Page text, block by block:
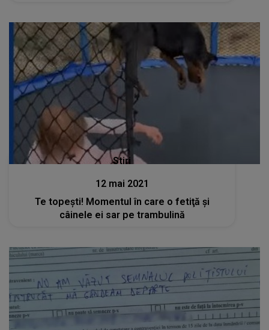
Stiri
12 mai 2021
Te topeşti! Momentul în care o fetiţă şi
câinele ei sar pe trambulină